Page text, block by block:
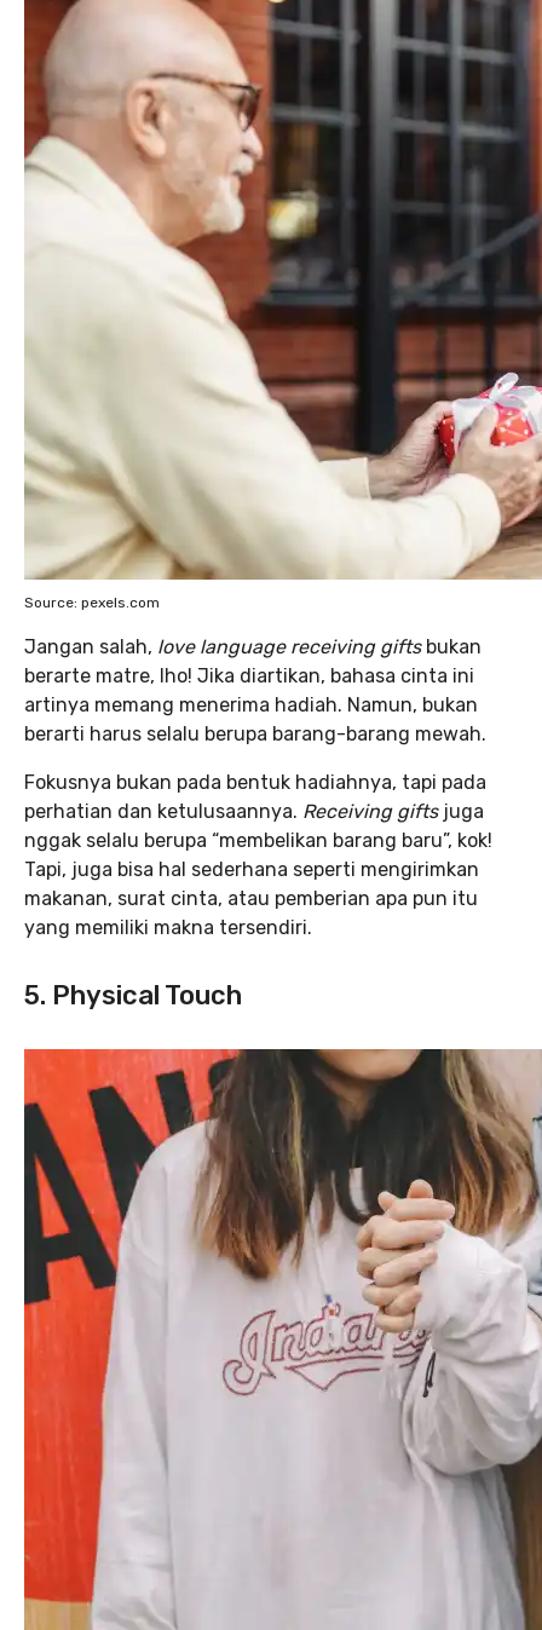
Source: pexels.com
Jangan salah, love language receiving gifts bukan
berarte matre, lho! Jika diartikan, bahasa cinta ini
artinya memang menerima hadiah. Namun, bukan
berarti harus selalu berupa barang-barang mewah.
Fokusnya bukan pada bentuk hadiahnya, tapi pada
perhatian dan ketulusaannya. Receiving gifts juga
nggak selalu berupa “membelikan barang baru”, kok!
Tapi, juga bisa hal sederhana seperti mengirimkan
makanan, surat cinta, atau pemberian apa pun itu
yang memiliki makna tersendiri.
5. Physical Touch